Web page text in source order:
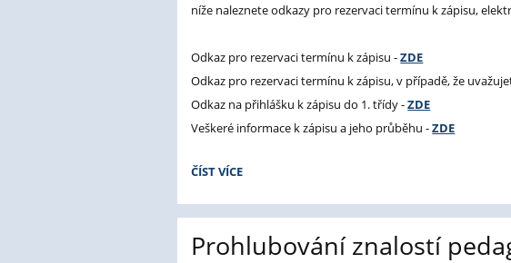
níže naleznete odkazy pro rezervaci termínu k zápisu,
Odkaz pro rezervaci termínu k zápisu -ZDE
Odkaz pro rezervaci termínu k zápisu, v případě, že
Odkaz na přihlášku k zápisu do 1. třídy -ZDE
Veškeré informace k zápisu a jeho průběhu -ZDE
ZÁPIS
1.
TŘÍD:
ČÍST VÍCE
Prohlubování znalostí